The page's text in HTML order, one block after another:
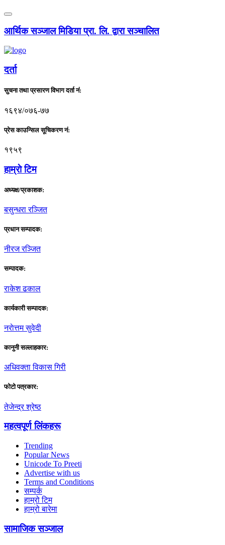
आर्थिक सञ्जाल मिडिया प्रा. लि. द्वारा सञ्चालित
दर्ता
सुचना तथा प्रसारण विभाग दर्ता नं:
१६९४/०७६-७७
प्रेस काउन्सिल सूचिकरण नं:
१९५९
हाम्राे टिम
अध्यक्ष/प्रकाशक:
बसुन्धरा रञ्जित
प्रधान सम्पादक:
नीरज रञ्जित
सम्पादक:
राकेश ढकाल
कार्यकारी सम्पादक:
नराेत्तम सुवेदी
कानुनी सल्लाहकार:
अधिवक्ता विकास गिरी
फाेटाे पत्रकार:
तेजेन्द्र श्रेष्ठ
महत्वपूर्ण लिंकहरू
Trending
Popular News
Unicode To Preeti
Advertise with us
Terms and Conditions
सम्पर्क
हाम्रो टिम
हाम्रो बारेमा
सामाजिक सञ्जाल